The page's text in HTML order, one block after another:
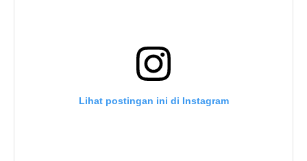
Lihat postingan ini di Instagram